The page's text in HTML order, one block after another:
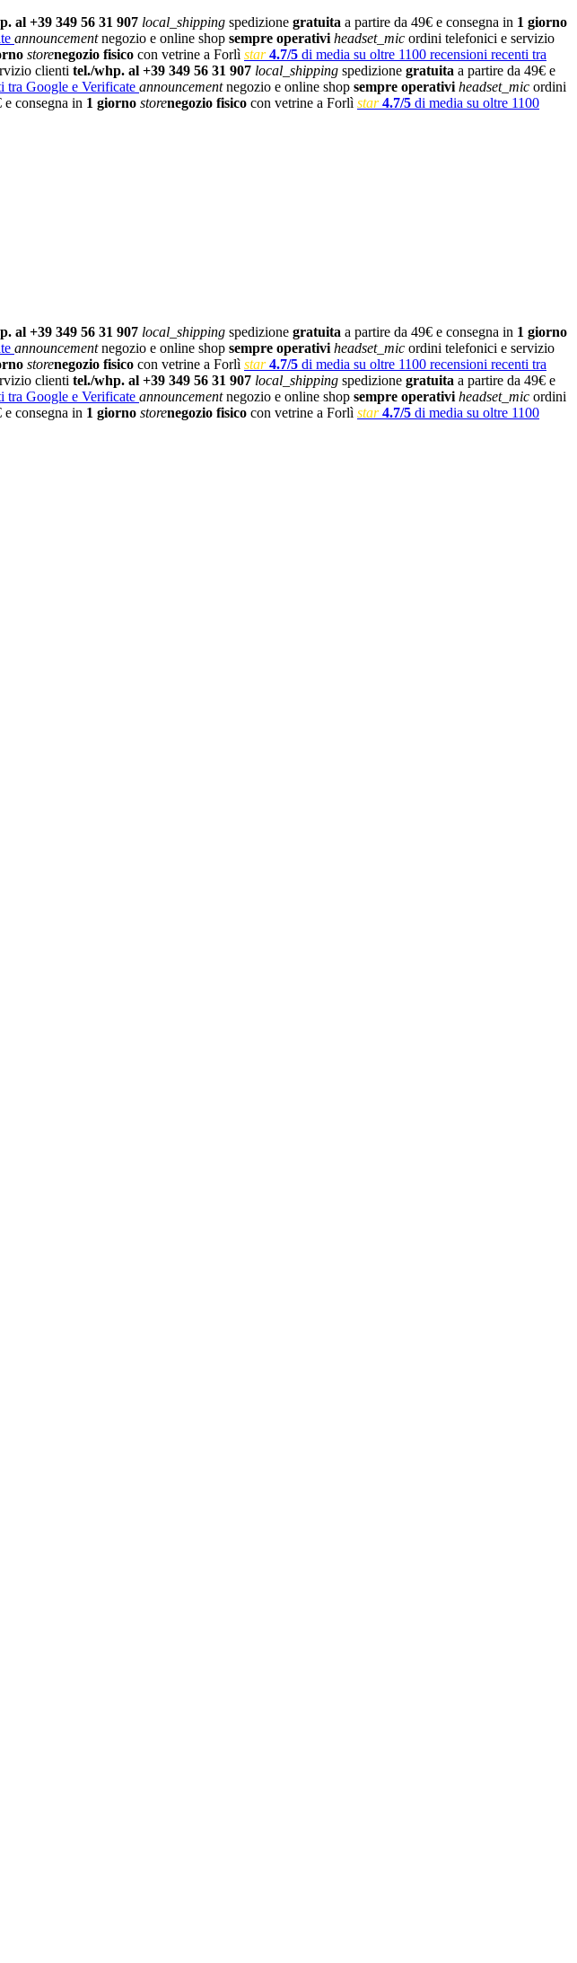
al +39 349 56 31 907 local_shipping spedizione gratuita a partire da 49€ e consegna in 1 giorno
announcementnegozio e online shop sempre operativi headset_mic ordini telefonici e servizio
storenegozio fisico con vetrine a Forlì star 4.7/5 di media su oltre 1100 recensioni recenti tra
clienti tel./whp. al +39 349 56 31 907 local_shipping spedizione gratuita a partire da 49€ e
tra Google e Verificate announcementnegozio e online shop sempre operativi headset_mic ordini
e consegna in 1 giorno storenegozio fisico con vetrine a Forlì star 4.7/5 di media su oltre 1100
al +39 349 56 31 907 local_shipping spedizione gratuita a partire da 49€ e consegna in 1 giorno
announcementnegozio e online shop sempre operativi headset_mic ordini telefonici e servizio
storenegozio fisico con vetrine a Forlì star 4.7/5 di media su oltre 1100 recensioni recenti tra
clienti tel./whp. al +39 349 56 31 907 local_shipping spedizione gratuita a partire da 49€ e
tra Google e Verificate announcementnegozio e online shop sempre operativi headset_mic ordini
e consegna in 1 giorno storenegozio fisico con vetrine a Forlì star 4.7/5 di media su oltre 1100